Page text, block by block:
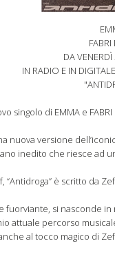
FABRI
DA
IN RADIO E IN
singolo di EMMA e
nuova versione
inedito che riesce ad
“Antidroga” è scritto da
si nasconde in
attuale percorso
al tocco magico di